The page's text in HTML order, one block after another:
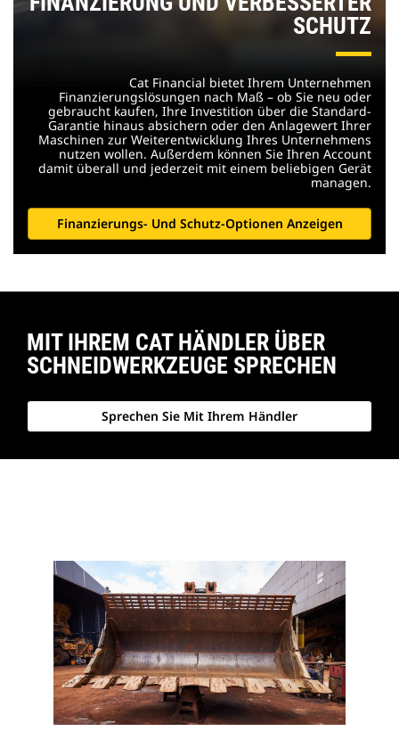
SCHUTZ
Cat Financial bietet Ihrem Unternehmen
Finanzierungslösungen nach Maß – ob Sie neu oder
gebraucht kaufen, Ihre Investition über die Standard-
Garantie hinaus absichern oder den Anlagewert Ihrer
Maschinen zur Weiterentwicklung Ihres Unternehmens
nutzen wollen. Außerdem können Sie Ihren Account
damit überall und jederzeit mit einem beliebigen Gerät
managen.
Finanzierungs- Und Schutz-Optionen Anzeigen
MIT IHREM CAT HÄNDLER ÜBER
SCHNEIDWERKZEUGE SPRECHEN
Sprechen Sie Mit Ihrem Händler